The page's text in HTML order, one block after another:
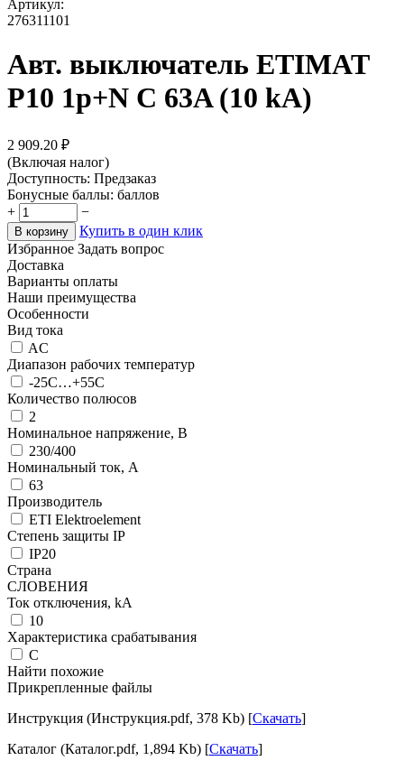
Артикул:
276311101
Авт. выключатель ETIMAT
P10 1p+N C 63A (10 kA)
2 909.20 ₽
(Включая налог)
Доступность: Предзаказ
Бонусные баллы: баллов
+
−
В корзину
Купить в один клик
Избранное Задать вопрос
Доставка
Варианты оплаты
Наши преимущества
Особенности
Вид тока
AC
Диапазон рабочих температур
-25C…+55C
Количество полюсов
2
Номинальное напряжение, В
230/400
Номинальный ток, А
63
Производитель
ETI Elektroelement
Степень защиты IP
IP20
Страна
СЛОВЕНИЯ
Ток отключения, kА
10
Характеристика срабатывания
C
Найти похожие
Прикрепленные файлы
Инструкция (Инструкция.pdf, 378 Kb) [Скачать]
Каталог (Каталог.pdf, 1,894 Kb) [Скачать]